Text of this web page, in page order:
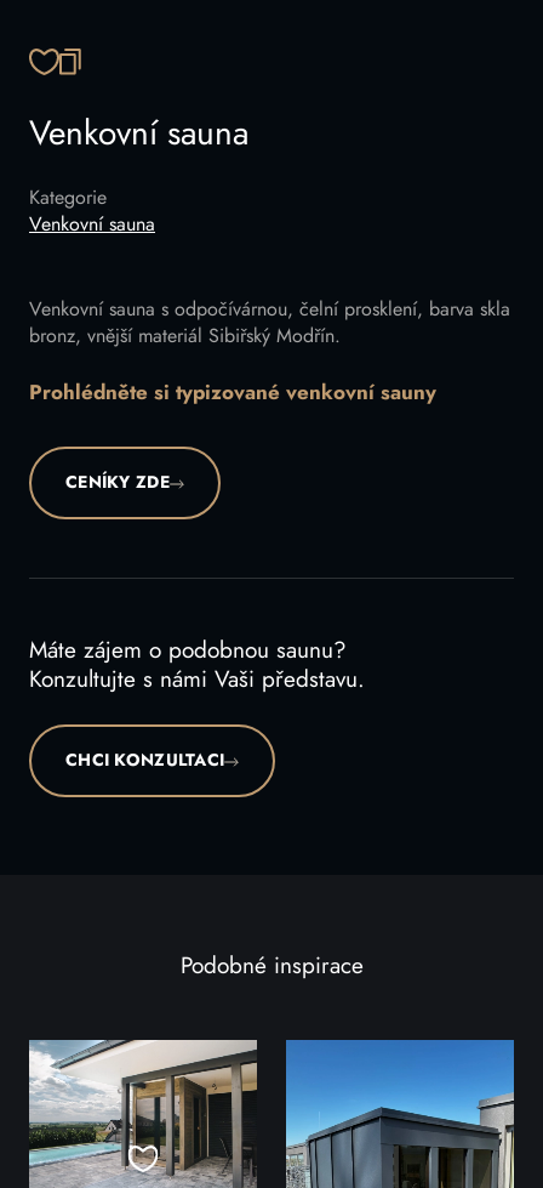
ZKOPÍROVAT ODKAZ
Venkovní sauna
Kategorie
Venkovní sauna
Venkovní sauna s odpočívárnou, čelní prosklení, barva skla
bronz, vnější materiál Sibiřský Modřín.
Prohlédněte si typizované venkovní sauny
CENÍKY ZDE
Máte zájem o podobnou saunu?
Konzultujte s námi Vaši představu.
CHCI KONZULTACI
Podobné inspirace